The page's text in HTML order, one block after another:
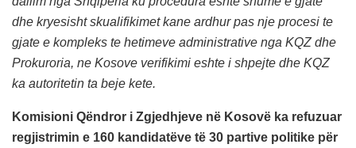
dhe kryesisht skualifikimet kane ardhur pas nje procesi te
gjate e kompleks te hetimeve administrative nga KQZ dhe
Prokuroria, ne Kosove verifikimi eshte i shpejte dhe KQZ
ka autoritetin ta beje kete.
Komisioni Qëndror i Zgjedhjeve në Kosovë ka refuzuar
regjistrimin e 160 kandidatëve të 30 partive politike për